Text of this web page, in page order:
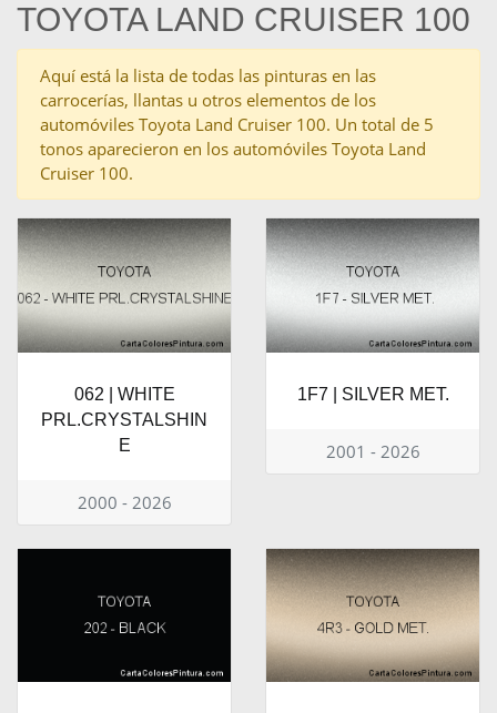
TOYOTA LAND CRUISER 100
Aquí está la lista de todas las pinturas en las
carrocerías, llantas u otros elementos de los
automóviles Toyota Land Cruiser 100. Un total de 5
tonos aparecieron en los automóviles Toyota Land
Cruiser 100.
062 | WHITE
PRL.CRYSTALSHIN
E
2000 - 2026
1F7 | SILVER MET.
2001 - 2026